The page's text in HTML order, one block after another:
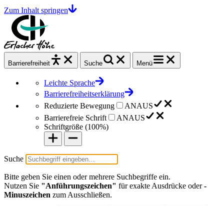
Zum Inhalt springen
Barrierefrei heit Suche Menü
Leichte Sprache
Barrierefreiheitserklärung
Reduzierte Bewegung
ANAUS
Barrierefreie Schrift
ANAUS
Schriftgröße (100%)
Suche
Bitte geben Sie einen oder mehrere Suchbegriffe ein.
Nutzen Sie "Anführungszeichen" für exakte Ausdrücke oder-
Minuszeichen zum Ausschließen.